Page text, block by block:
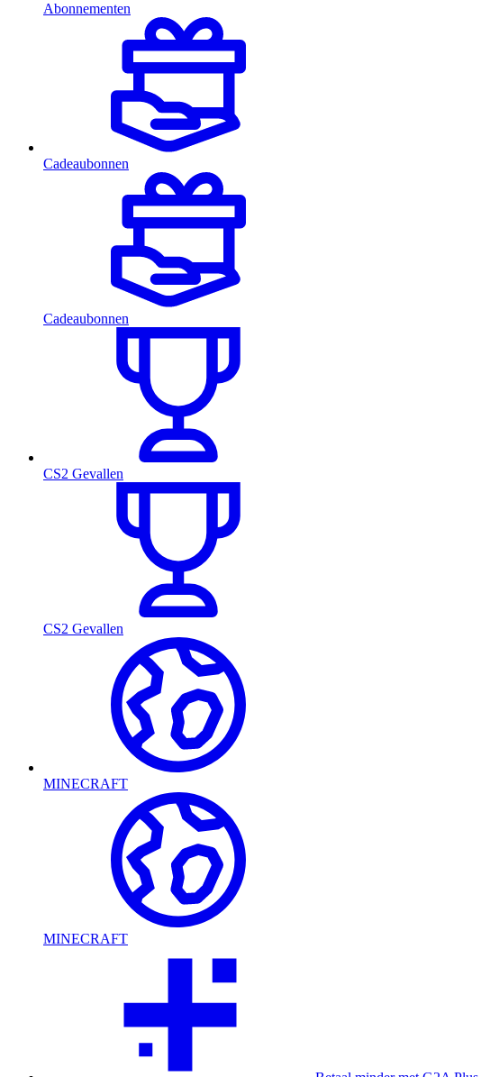
Abonnementen
Cadeaubonnen
Cadeaubonnen
CS2 Gevallen
CS2 Gevallen
MINECRAFT
MINECRAFT